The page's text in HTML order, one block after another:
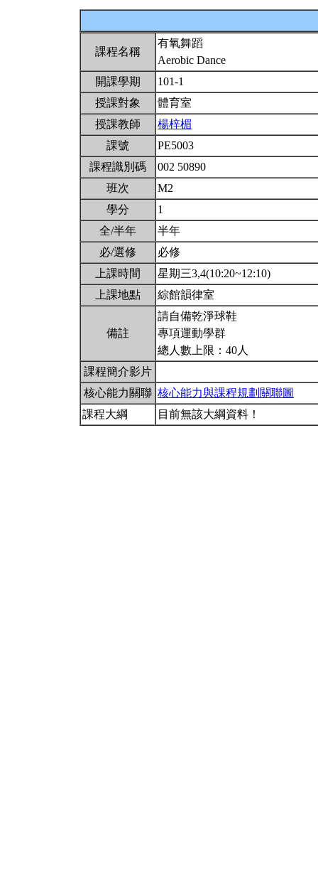
課程名稱
有氧舞蹈
Aerobic Dance
開課學期
101-1
授課對象
體育室
授課教師
楊梓楣
課號
PE5003
課程識別碼
002 50890
班次
M2
學分
1
全/半年
半年
必/選修
必修
上課時間
星期三3,4(10:20~12:10)
上課地點
綜館韻律室
備註
請自備乾淨球鞋
專項運動學群
總人數上限：40人
課程簡介影片
核心能力關聯 核心能力與課程規劃關聯圖
課程大綱
目前無該大綱資料！